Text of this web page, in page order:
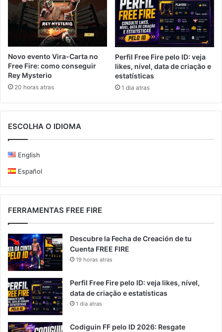
Novo evento Vira-Carta no
Free Fire: como conseguir
Rey Mysterio
20 horas atras
Perfil Free Fire pelo ID: veja
likes, nível, data de criação e
estatísticas
1 dia atras
ESCOLHA O IDIOMA
English
Español
FERRAMENTAS FREE FIRE
Descubre la Fecha de Creación de tu
Cuenta FREE FIRE
19 horas atras
Perfil Free Fire pelo ID: veja likes, nível,
data de criação e estatísticas
1 dia atras
Codiguin FF pelo ID 2026: Resgate